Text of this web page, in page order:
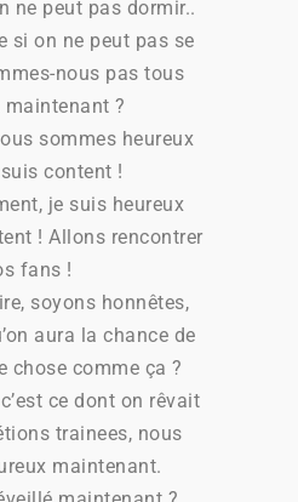
ne peut pas dormir..
si on ne peut pas se
nous pas tous
maintenant ?
sommes heureux
content !
je suis heureux
! Allons rencontrer
fans !
soyons honnêtes,
aura la chance de
chose comme ça ?
ce dont on rêvait
trainees, nous
maintenant.